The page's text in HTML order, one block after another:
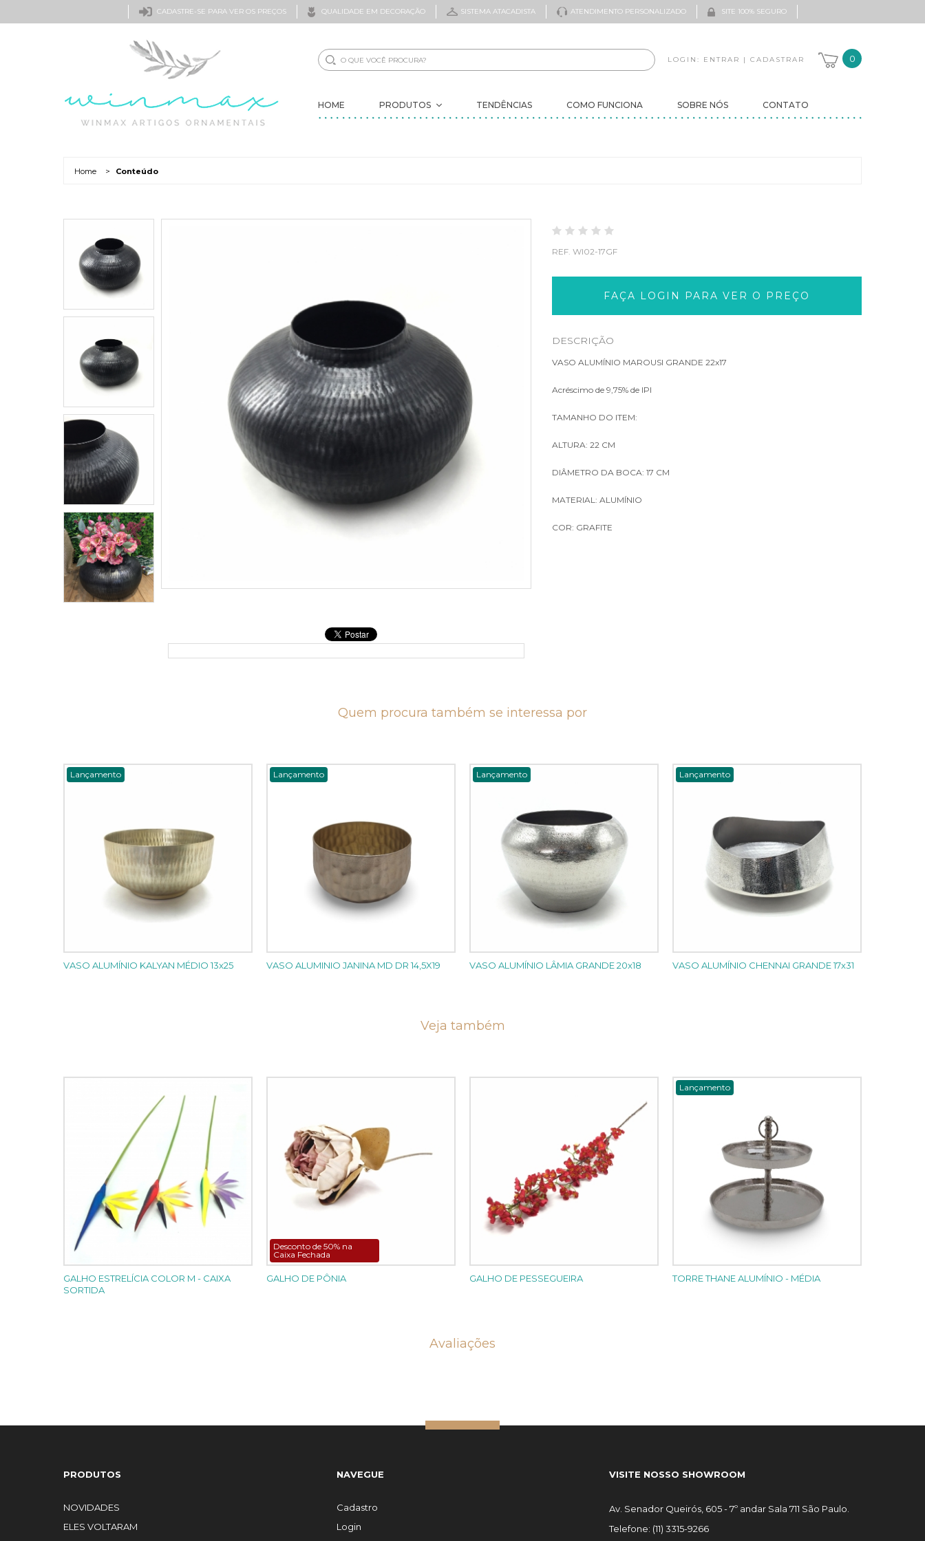
CADASTRE-SE PARA VER OS PREÇOS QUALIDADE EM DECORAÇÃO SISTEMA ATACADISTA ATENDIMENTO PERSONALIZADO SITE 100% SEGURO
0
LOGIN: ENTRAR | CADASTRAR
HOME PRODUTOS
LUMINÁRIAS
PLACA DE GRAMA
TENDÊNCIAS COMO FUNCIONA SOBRE NÓS CONTATO
Home > Conteúdo
REF. WI02-17GF
DESCRIÇÃO
VASO ALUMÍNIO MAROUSI GRANDE 22x17
Acréscimo de 9,75% de IPI
TAMANHO DO ITEM:
ALTURA: 22 CM
DIÂMETRO DA BOCA: 17 CM
MATERIAL: ALUMÍNIO
COR: GRAFITE
Quem procura também se interessa por
Lançamento
VASO ALUMÍNIO KALYAN MÉDIO 13x25
Lançamento
VASO ALUMINIO JANINA MD DR 14,5X19
Lançamento
VASO ALUMÍNIO LÂMIA GRANDE 20x18
Lançamento
VASO ALUMÍNIO CHENNAI GRANDE 17x31
Veja também
GALHO ESTRELÍCIA COLOR M - CAIXA
SORTIDA
Desconto de 50% na
Caixa Fechada
GALHO DE PÔNIA GALHO DE PESSEGUEIRA
Lançamento
TORRE THANE ALUMÍNIO - MÉDIA
Avaliações
PRODUTOS
NOVIDADES
ELES VOLTARAM
NAVEGUE
Cadastro
Login
VISITE NOSSO SHOWROOM
Av. Senador Queirós, 605 - 7º andar Sala 711 São Paulo.
Telefone: (11) 3315-9266